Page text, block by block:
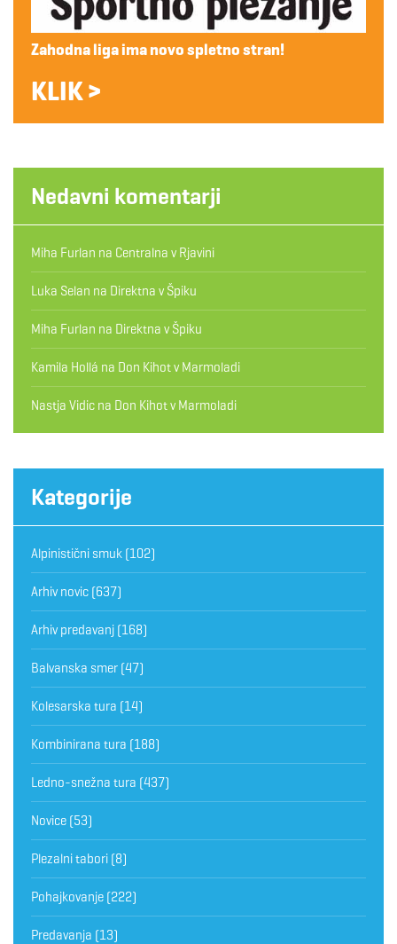
Zahodna liga ima novo spletno stran!
KLIK >
Nedavni komentarji
Miha Furlan na Centralna v Rjavini
Luka Selan na Direktna v Špiku
Miha Furlan na Direktna v Špiku
Kamila Hollá na Don Kihot v Marmoladi
Nastja Vidic na Don Kihot v Marmoladi
Kategorije
Alpinistični smuk (102)
Arhiv novic (637)
Arhiv predavanj (168)
Balvanska smer (47)
Kolesarska tura (14)
Kombinirana tura (188)
Ledno-snežna tura (437)
Novice (53)
Plezalni tabori (8)
Pohajkovanje (222)
Predavanja (13)